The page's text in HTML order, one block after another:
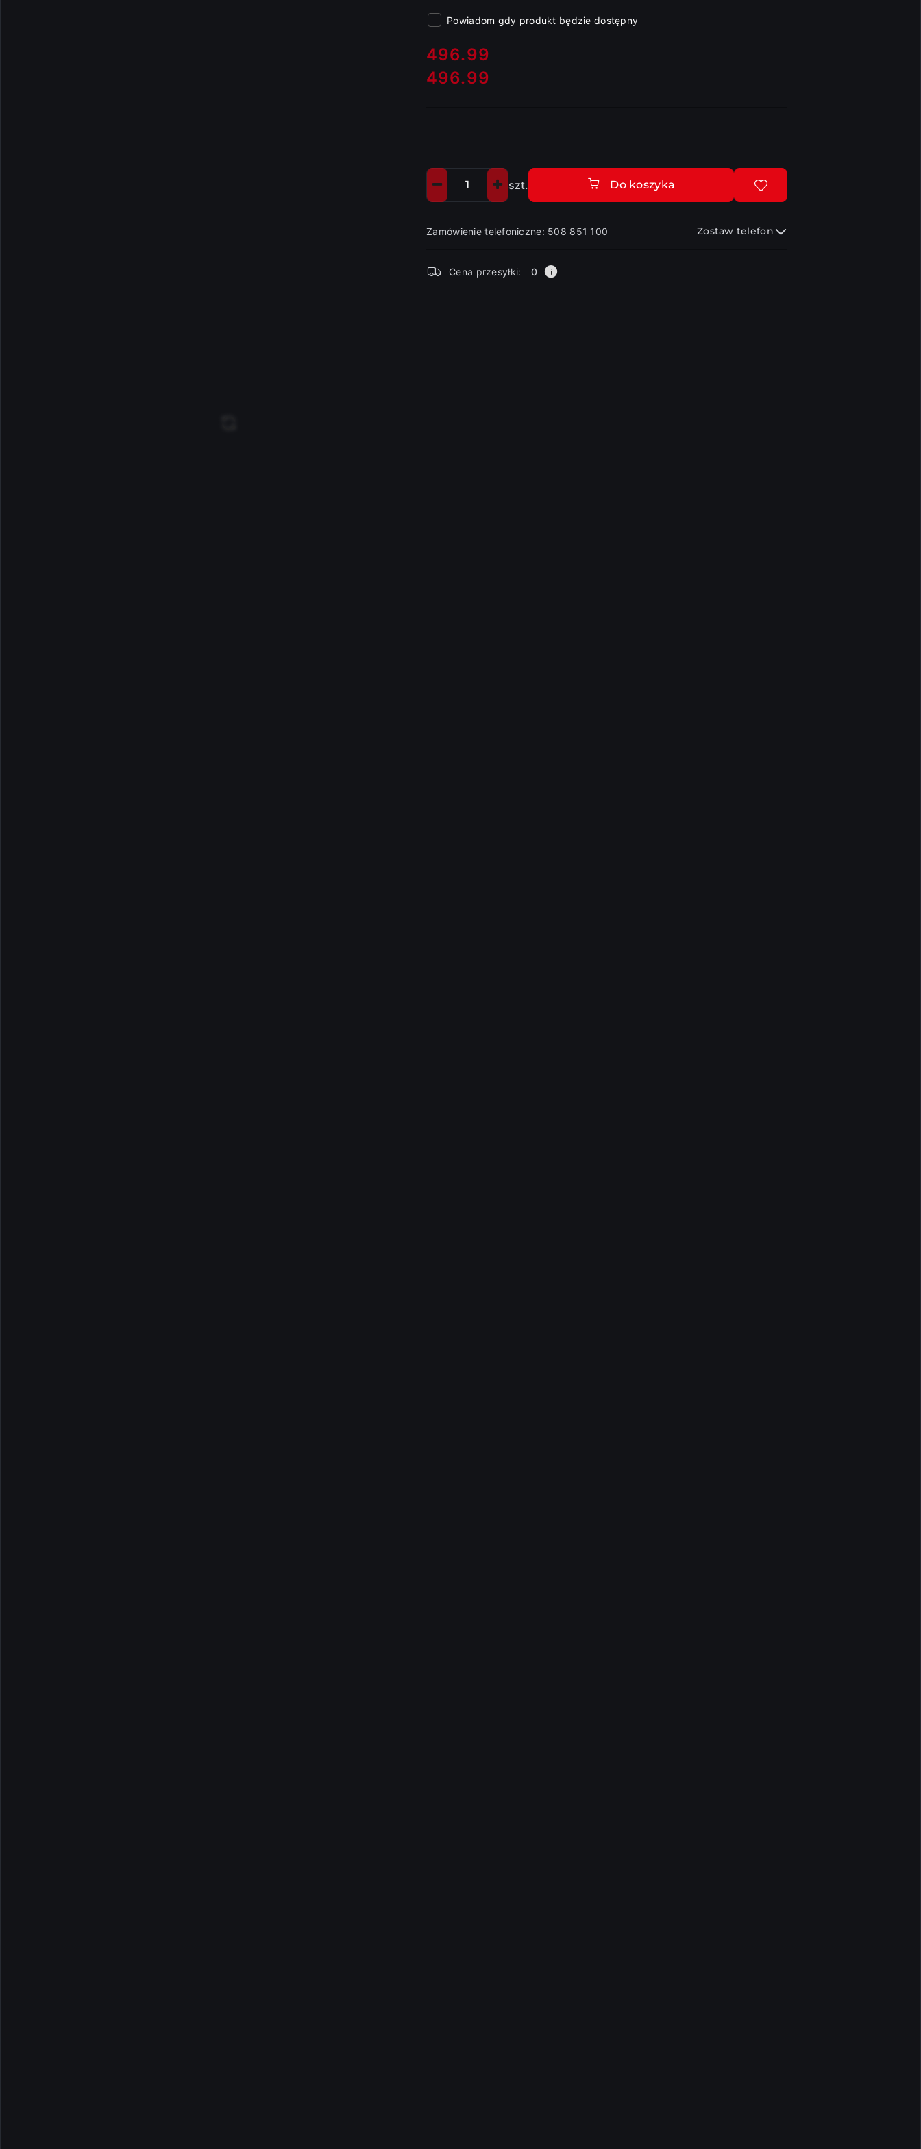
Powiadom gdy produkt będzie dostępny
cena:
496.99
Cena:
496.99
Ilość szt. Do koszyka
Zamówienie telefoniczne: 508 851 100 Zostaw telefon
Dostępność
i
Cena przesyłki: 0